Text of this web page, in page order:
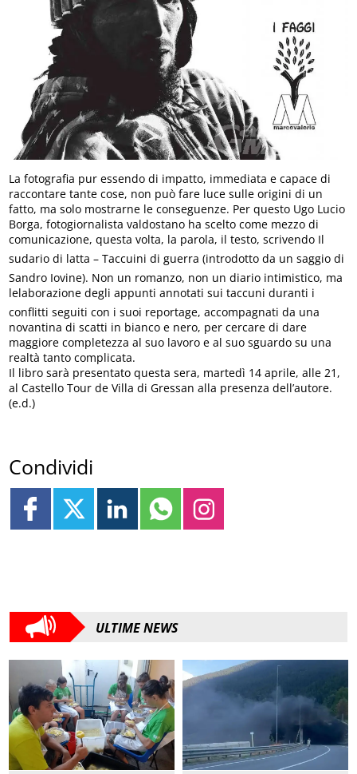
La fotografia pur essendo di impatto, immediata e capace di
raccontare tante cose, non può fare luce sulle origini di un
fatto, ma solo mostrarne le conseguenze. Per questo Ugo Lucio
Borga, fotogiornalista valdostano ha scelto come mezzo di
comunicazione, questa volta, la parola, il testo, scrivendo Il
sudario di latta – Taccuini di guerra (introdotto da un saggio di
Sandro Iovine). Non un romanzo, non un diario intimistico, ma
lelaborazione degli appunti annotati sui taccuni duranti i
conflitti seguiti con i suoi reportage, accompagnati da una
novantina di scatti in bianco e nero, per cercare di dare
maggiore completezza al suo lavoro e al suo sguardo su una
realtà tanto complicata.
Il libro sarà presentato questa sera, martedì 14 aprile, alle 21,
al Castello Tour de Villa di Gressan alla presenza dell’autore.
(e.d.)
Condividi
ULTIME NEWS